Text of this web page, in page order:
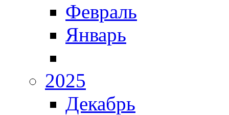
Февраль
Январь
2025
Декабрь